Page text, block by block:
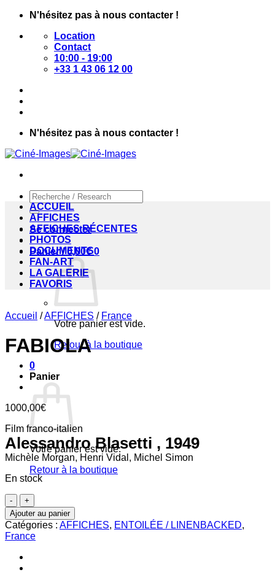
Passer
contenu
N'hésitez pas à nous contacter !
Location
Contact
10:00 - 19:00
+33 1 43 06 12 00
N'hésitez pas à nous contacter !
Recherche
pour :
Se connecter
Panier /0,00€ 0
Votre panier est vide.
Retour à la boutique
0
Panier
Votre panier est vide.
Retour à la boutique
ACCUEIL
AFFICHES
AFFICHES RÉCENTES
PHOTOS
DOCUMENTS
FAN-ART
LA GALERIE
FAVORIS
Accueil /AFFICHES / France
FABIOLA
1000,00€
Film franco-italien
Alessandro Blasetti , 1949
Michèle Morgan, Henri Vidal, Michel Simon
En stock
quantité
de
FABIOLA
Ajouter au panier
Catégories : AFFICHES, ENTOILÉE / LINENBACKED,
France